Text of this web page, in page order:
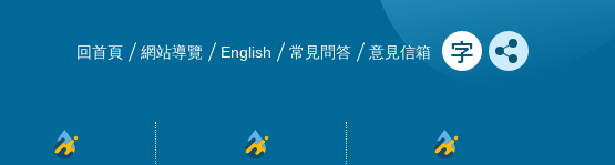
回首頁 網站導覽 English 常見問答 意見信箱